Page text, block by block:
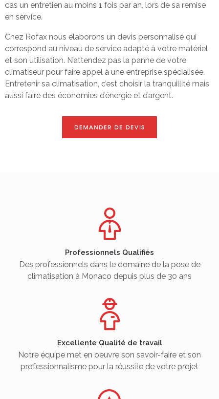
cas un entretien au moins 1 fois par an, lors de sa remise
en service.
Chez Rofax nous élaborons un devis personnalisé qui
correspond au niveau de service adapté à votre matériel
et son utilisation. N’attendez pas la panne de votre
climatiseur pour faire appel à une entreprise spécialisée.
Entretenir sa climatisation, c’est choisir la tranquillité mais
aussi faire des économies d’énergie et d’argent.
DEMANDER DE DEVIS
Professionnels Qualifiés
Des professionnels dans le domaine de la pose de
climatisation à Monaco depuis plus de 30 ans
Excellente Qualité de travail
Notre équipe met en oeuvre son savoir-faire et son
professionnalisme pour la réussite de votre projet